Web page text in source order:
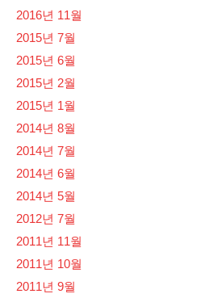
2016년 11월
2015년 7월
2015년 6월
2015년 2월
2015년 1월
2014년 8월
2014년 7월
2014년 6월
2014년 5월
2012년 7월
2011년 11월
2011년 10월
2011년 9월